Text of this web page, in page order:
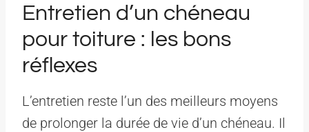
Entretien d’un chéneau
pour toiture : les bons
réflexes
L’entretien reste l’un des meilleurs moyens
de prolonger la durée de vie d’un chéneau. Il